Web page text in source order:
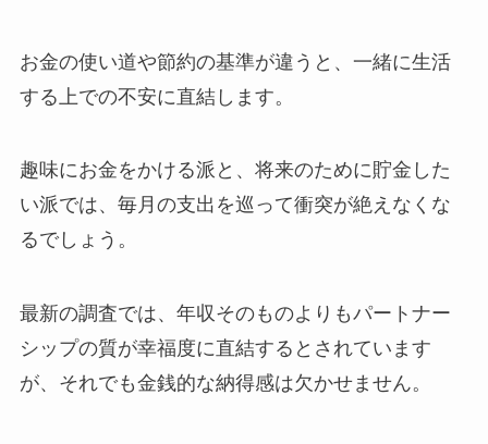
お金の使い道や節約の基準が違うと、一緒に生活
する上での不安に直結します。
趣味にお金をかける派と、将来のために貯金した
い派では、毎月の支出を巡って衝突が絶えなくな
るでしょう。
最新の調査では、年収そのものよりもパートナー
シップの質が幸福度に直結するとされています
が、それでも金銭的な納得感は欠かせません。